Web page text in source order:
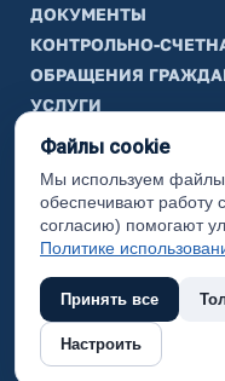
ДОКУМЕНТЫ
КОНТРОЛЬНО-
ОБРАЩЕНИЯ
УСЛУГИ
ТИК
ИНФОРМАЦИЯ
Законодательная карта
Карта сайта
(с) 2017 Ханты-
администрации
Файлы cookie
Мы используем
обеспечивают работу
согласию) помогают
Политике
Принять все
Настроить